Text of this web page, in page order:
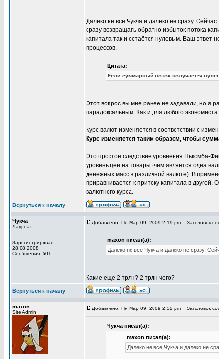
Далеко не все Чукча и далеко не сразу.
сразу возвращать обратно избыток потока
капитала так и остаётся нулевым. Ваш ответ
процессов.
Цитата:
Если суммарный поток получается
Этот вопрос вы мне ранее не задавали, но я
парадоксальным. Как и для любого
Курс валют изменяется в соответствии с
Курс изменяется таким образом, чтобы
Это простое следствие уровнения Нькомба-
уровень цен на товары (чем является одна
денежных масс в различной валюте). В
приравнивается к притоку капитала в
валютного курса.
Вернуться к началу
Чукча
Лауреат
Зарегистрирован:
28.08.2008
Сообщения: 501
Добавлено: Пн Мар 09, 2009 2:19 pm Заголовок
maxon писал(а):
Далеко не все Чукча и далеко не сразу.
Какие еще 2 трлн? 2 трлн чего?
Вернуться к началу
maxon
Site Admin
Добавлено: Пн Мар 09, 2009 2:32 pm Заголовок
Чукча писал(а):
maxon писал(а):
Далеко не все Чукча и далеко не